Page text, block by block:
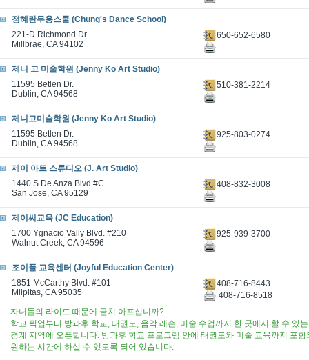
정혜란무용스쿨 (Chung's Dance School)
221-D Richmond Dr.
Millbrae, CA 94102
650-652-6580
제니 고 미술학원 (Jenny Ko Art Studio)
11595 Betlen Dr.
Dublin, CA 94568
510-381-2214
제니고미술학원 (Jenny Ko Art Studio)
11595 Betlen Dr.
Dublin, CA 94568
925-803-0274
제이 아트 스튜디오 (J. Art Studio)
1440 S De Anza Blvd #C
San Jose, CA 95129
408-832-3008
제이씨교육 (JC Education)
1700 Ygnacio Vally Blvd. #210
Walnut Creek, CA 94596
925-939-3700
조이플 교육센터 (Joyful Education Center)
1851 McCarthy Blvd. #101
Milpitas, CA 95035
408-716-8443
408-716-8518
자녀들의 라이드 때문에 골치 아프십니까?
학교 픽업부터 방과후 학교, 태권도, 음악 레슨, 미술 수업까지 한 곳에서 할 수 있
경계 지역에 오픈합니다. 방과후 학교 프로그램 안에 태권도와 미술 교육까지 포
원하는 시간에 하실 수 있도록 되어 있습니다.